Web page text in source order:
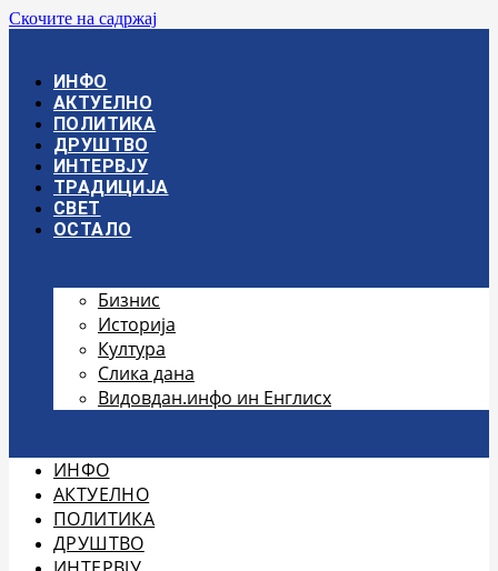
Скочите на садржај
ИНФО
АКТУЕЛНО
ПОЛИТИКА
ДРУШТВО
ИНТЕРВЈУ
ТРАДИЦИЈА
СВЕТ
ОСТАЛО
Бизнис
Историја
Култура
Слика дана
Видовдан.инфо ин Енглисх
ИНФО
АКТУЕЛНО
ПОЛИТИКА
ДРУШТВО